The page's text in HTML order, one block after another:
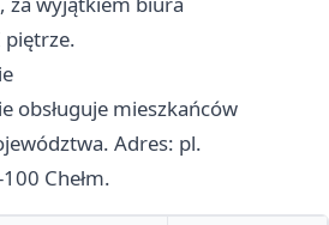
obsługuje mieszkańców
Adres: pl.
Chełm.